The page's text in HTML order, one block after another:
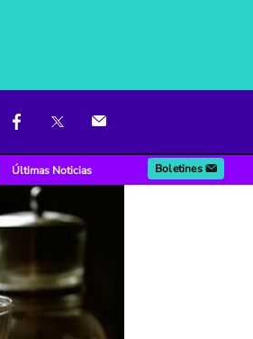
Últimas Noticias Boletines